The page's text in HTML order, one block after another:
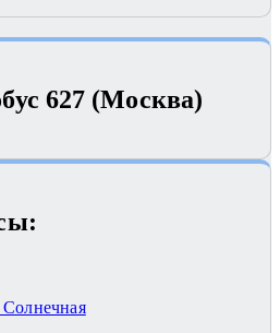
627 (Москва)